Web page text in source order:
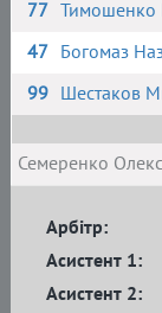
77 Тимошенко
47 Богомаз
99 Шестаков
Семеренко
Арбітр:
Асистент 1:
Асистент 2: